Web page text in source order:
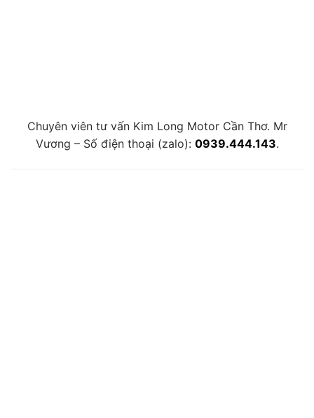
Chuyên viên tư vấn Kim Long Motor Cần Thơ. Mr
Vương – Số điện thoại (zalo): 0939.444.143.